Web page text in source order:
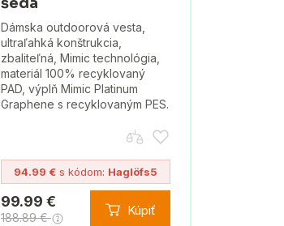
Dámska outdoorová vesta,
ultraľahká konštrukcia,
zbaliteľná, Mimic technológia,
materiál 100% recyklovaný
PAD, výplň Mimic Platinum
Graphene s recyklovaným PES.
94.99 €s kódom: Haglöfs5
99.99 €
188.89 € Kúpiť